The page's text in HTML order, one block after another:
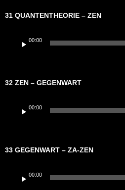
31 QUANTENTHEORIE – ZEN
Player
00:00
32 ZEN – GEGENWART
Player
00:00
33 GEGENWART – ZA-ZEN
Player
00:00